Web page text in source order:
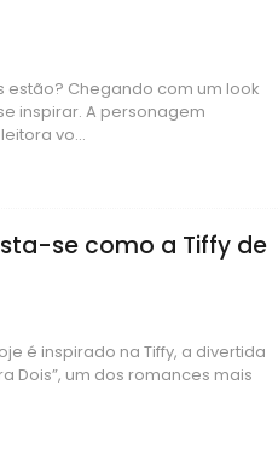
estão? Chegando com um look
inspirar. A personagem
vo...
se como a Tiffy de
é inspirado na Tiffy, a divertida
Dois”, um dos romances mais